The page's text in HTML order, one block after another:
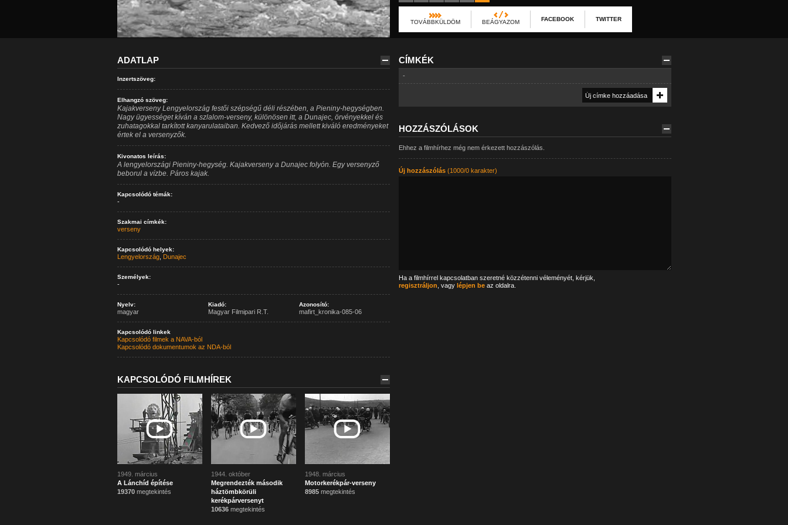
TOVÁBBKÜLDÖM BEÁGYAZOM FACEBOOK TWITTER
ADATLAP
Inzertszöveg:
Elhangzó szöveg:
Kajakverseny Lengyelország festői szépségű déli részében, a Pieniny-hegységben.
Nagy ügyességet kíván a szlalom-verseny, különösen itt, a Dunajec, örvényekkel és
zuhatagokkal tarkított kanyarulataiban. Kedvező időjárás mellett kiváló eredményeket
értek el a versenyzők.
Kivonatos leírás:
A lengyelországi Pieniny-hegység. Kajakverseny a Dunajec folyón. Egy versenyző
beborul a vízbe. Páros kajak.
Kapcsolódó témák:
-
Szakmai címkék:
verseny
Kapcsolódó helyek:
Lengyelország, Dunajec
Személyek:
-
Nyelv:
magyar
Kiadó:
Magyar Filmipari R.T.
Azonosító:
mafirt_kronika-085-06
Kapcsolódó linkek
Kapcsolódó filmek a NAVA-ból
Kapcsolódó dokumentumok az NDA-ból
KAPCSOLÓDÓ FILMHÍREK
1949. március
A Lánchíd építése
19370megtekintés
1944. október
Megrendezték második
háztömbkörüli
kerékpárversenyt
10636megtekintés
1948. március
Motorkerékpár-verseny
8985megtekintés
CÍMKÉK
-
HOZZÁSZÓLÁSOK
Ehhez a filmhírhez még nem érkezett hozzászólás.
Új hozzászólás(1000/0 karakter)
Ha a filmhírrel kapcsolatban szeretné közzétenni véleményét, kérjük,
regisztráljon , vagy lépjen beaz oldalra.